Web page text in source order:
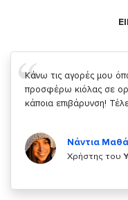
Σας ευχαριστώ που μας
κάτι!
Χρήστης του